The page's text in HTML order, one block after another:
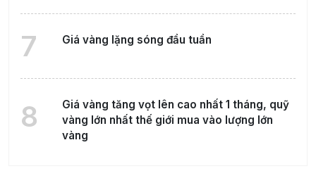
7 Giá vàng lặng sóng đầu tuần
8
Giá vàng tăng vọt lên cao nhất 1 tháng, quỹ
vàng lớn nhất thế giới mua vào lượng lớn
vàng